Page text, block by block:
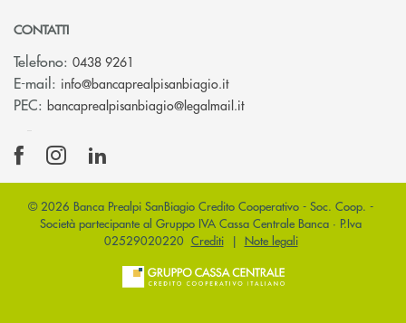
CONTATTI
Telefono: 0438 9261
E-mail: info@bancaprealpisanbiagio.it(si apre l’app di posta
PEC: bancaprealpisanbiagio@legalmail.it(si apre l’app di posta
© 2026 Banca Prealpi SanBiagio Credito Cooperativo - Soc. Coop. -
Società partecipante al Gruppo IVA Cassa Centrale Banca · P.Iva
02529020220 Crediti| Note legali